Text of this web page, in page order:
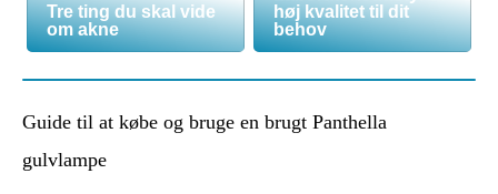
Tre ting du skal vide
om akne
høj kvalitet til dit
behov
Guide til at købe og bruge en brugt Panthella
gulvlampe